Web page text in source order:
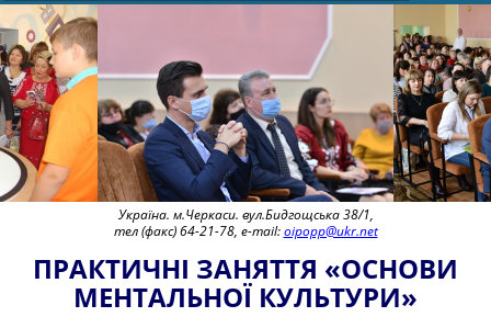
Україна. м.Черкаси. вул.Бидгощська 38/1,
тел (факс) 64-21-78, e-mail:oipopp@ukr.net
ПРАКТИЧНІ ЗАНЯТТЯ «ОСНОВИ
МЕНТАЛЬНОЇ КУЛЬТУРИ»